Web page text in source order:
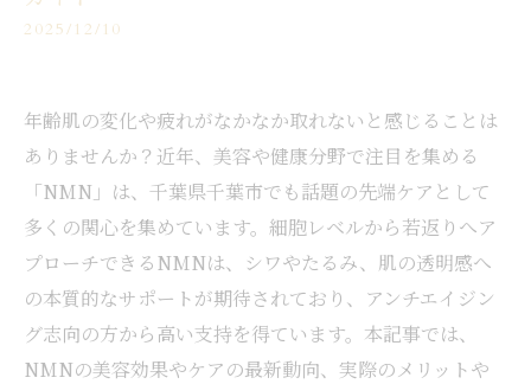
2025/12/10
年齢肌の変化や疲れがなかなか取れないと感じることは
ありませんか？近年、美容や健康分野で注目を集める
「NMN」は、千葉県千葉市でも話題の先端ケアとして
多くの関心を集めています。細胞レベルから若返りへア
プローチできるNMNは、シワやたるみ、肌の透明感へ
の本質的なサポートが期待されており、アンチエイジン
グ志向の方から高い支持を得ています。本記事では、
NMNの美容効果やケアの最新動向、実際のメリットや